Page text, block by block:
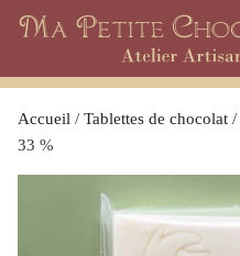
Skip
Accueil / Tablettes de chocolat /
33 %